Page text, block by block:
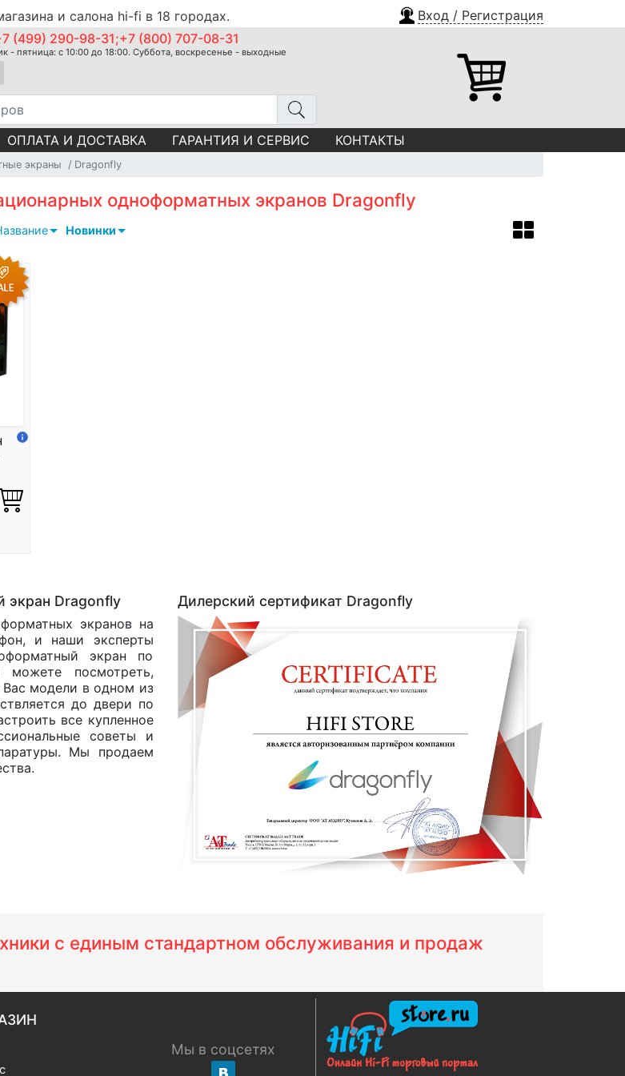
и салона hi-fi в 18 городах. Вход / Регистрация
(499) 290-98-31;+7 (800) 707-08-31
- пятница: с 10:00 до 18:00. Суббота, воскресенье - выходные
ОПЛАТА И ДОСТАВКА ГАРАНТИЯ И СЕРВИС КОНТАКТЫ
экраны Dragonfly
одноформатных экранов Dragonfly
Новинки
экран Dragonfly
экранов на
и наши эксперты
экран по
посмотреть,
Вас модели в одном из
до двери по
все купленное
советы и
Мы продаем
Дилерский сертификат Dragonfly
с единым стандартном обслуживания и продаж
Мы в соцсетях